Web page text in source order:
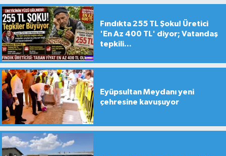
Fındıkta 255 TL Şoku! Üretici
'En Az 400 TL' diyor; Vatandaş
tepkili...
Eyüpsultan Meydanı yeni
çehresine kavuşuyor